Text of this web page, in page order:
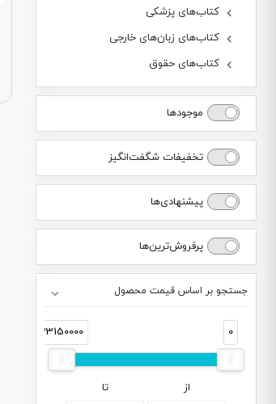
کتاب‌های پزشکی
کتاب‌های زبان‌های خارجی
کتاب‌های حقوق
موجودها
تخفیفات شگفت‌انگیز
پیشنهادی‌ها
پرفروش‌ترین‌ها
جستجو بر اساس قیمت محصول
0
33150000
از تا